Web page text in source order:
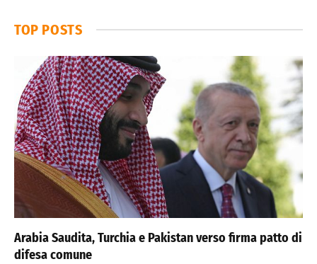
TOP POSTS
Arabia Saudita, Turchia e Pakistan verso firma patto di
difesa comune